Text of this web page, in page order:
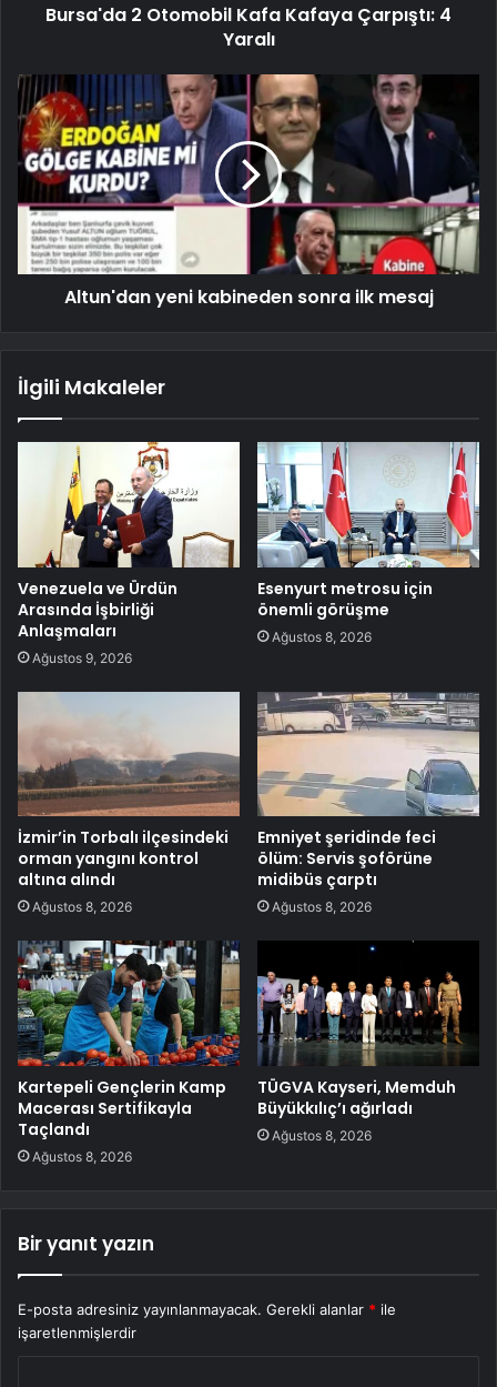
Bursa'da 2 Otomobil Kafa Kafaya Çarpıştı: 4
Yaralı
Altun'dan yeni kabineden sonra ilk mesaj
İlgili Makaleler
Venezuela ve Ürdün
Arasında İşbirliği
Anlaşmaları
Ağustos 9, 2026
Esenyurt metrosu için
önemli görüşme
Ağustos 8, 2026
İzmir’in Torbalı ilçesindeki
orman yangını kontrol
altına alındı
Ağustos 8, 2026
Emniyet şeridinde feci
ölüm: Servis şoförüne
midibüs çarptı
Ağustos 8, 2026
Kartepeli Gençlerin Kamp
Macerası Sertifikayla
Taçlandı
Ağustos 8, 2026
TÜGVA Kayseri, Memduh
Büyükkılıç’ı ağırladı
Ağustos 8, 2026
Bir yanıt yazın
E-posta adresiniz yayınlanmayacak. Gerekli alanlar * ile
işaretlenmişlerdir